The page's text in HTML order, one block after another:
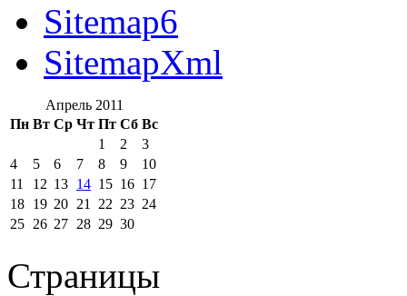
Sitemap6
SitemapXml
Апрель 2011
Пн Вт Ср Чт Пт Сб Вс
1
2
3
4
5 6 7 8 9
10
11
12 13 14 15 16 17
18 19 20 21 22 23 24
25 26 27 28 29 30
Страницы